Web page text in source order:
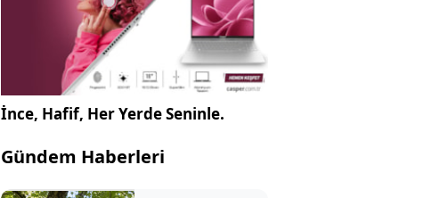
İnce, Hafif, Her Yerde Seninle.
Gündem Haberleri